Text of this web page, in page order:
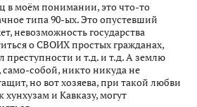
в моём понимании, это что-то
типа 90-ых. Это опустевший
невозможность государства
о СВОИХ простых гражданах,
преступности и т.д. и т.д. А землю
собой, никто никуда не
но вот хозяева, при такой любви
хунхузам и Кавказу, могут